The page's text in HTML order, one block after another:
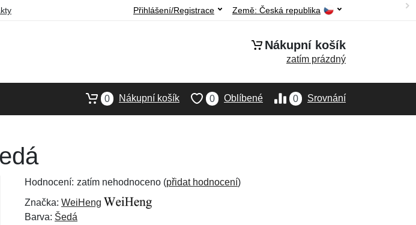
Země: Česká republika
Přihlášení/Registrace
Nákupní košík
zatím prázdný
0 Srovnání
0 Oblíbené
0 Nákupní košík
Hodnocení: zatím nehodnoceno (přidat hodnocení)
Značka: WeiHeng
Barva: Šedá